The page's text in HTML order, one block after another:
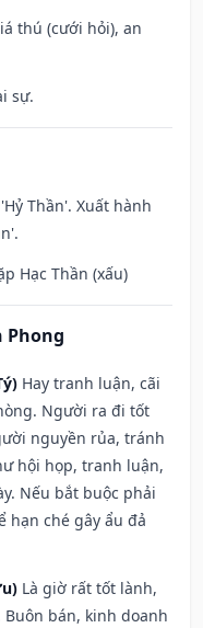
thú (cưới hỏi), an
sự.
Thần'. Xuất hành
Hạc Thần (xấu)
Phong
Hay tranh luận, cãi
Người ra đi tốt
nguyền rủa, tránh
hội họp, tranh luận,
Nếu bắt buộc phải
hạn ché gây ẩu đả
Là giờ rất tốt lành,
bán, kinh doanh